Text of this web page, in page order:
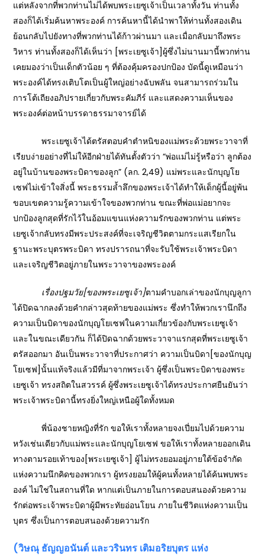
แต่หลังจากที่พวกท่านไม่ได้พบพระเยซูเจ้าเป็นเวลาทั้งวัน ท่านทั้ง
สองก็ได้เริ่มค้นหาพระองค์ การค้นหานี้ได้นำพาให้ท่านทั้งสองเดิน
ย้อนกลับไปยังทางที่พวกท่านได้ก้าวผ่านมา และเมื่อกลับมาถึงพระ
วิหาร ท่านทั้งสองก็ได้เห็นว่า [พระเยซูเจ้า]ผู้ซึ่งไม่นานมานี้พวกท่าน
เคยมองว่าเป็นเด็กตัวน้อย ๆ ที่ต้องคุ้มครองปกป้อง บัดนี้ดูเหมือนว่า
พระองค์ได้ทรงเติบโตเป็นผู้ใหญ่อย่างฉับพลัน จนสามารถร่วมใน
การโต้เถียงอภิปรายเกี่ยวกับพระคัมภีร์ และแสดงความเห็นของ
พระองค์ต่อหน้าบรรดาธรรมาจารย์ได้
พระเยซูเจ้าได้ตรัสตอบคำตำหนิของแม่พระด้วยพระวาจาที่
เรียบง่ายอย่างที่ไม่ให้อีกฝ่ายได้ทันตั้งตัวว่า “พ่อแม่ไม่รู้หรือว่า ลูกต้อง
อยู่ในบ้านของพระบิดาของลูก” (ลก. 2,49) แม่พระและนักบุญโย
เซฟไม่เข้าใจสิ่งนี้ พระธรรมล้ำลึกของพระเจ้าได้ทำให้เด็กผู้นี้อยู่พ้น
ขอบเขตความรู้ความเข้าใจของพวกท่าน ขณะที่พ่อแม่อยากจะ
ปกป้องลูกสุดที่รักไว้ในอ้อมแขนแห่งความรักของพวกท่าน แต่พระ
เยซูเจ้ากลับทรงมีพระประสงค์ที่จะเจริญชีวิตตามกระแสเรียกใน
ฐานะพระบุตรพระบิดา ทรงปรารถนาที่จะรับใช้พระเจ้าพระบิดา
และเจริญชีวิตอยู่ภายในพระวาจาของพระองค์
เรื่องปฐมวัย[ของพระเยซูเจ้า]ตามคำบอกเล่าของนักบุญลูกา
ได้ปิดฉากลงด้วยคำกล่าวสุดท้ายของแม่พระ ซึ่งทำให้พวกเรานึกถึง
ความเป็นบิดาของนักบุญโยเซฟในความเกี่ยวข้องกับพระเยซูเจ้า
และในขณะเดียวกัน ก็ได้ปิดฉากด้วยพระวาจาแรกสุดที่พระเยซูเจ้า
ตรัสออกมา อันเป็นพระวาจาที่ประกาศว่า ความเป็นบิดา[ของนักบุญ
โยเซฟ]นั้นแท้จริงแล้วมีที่มาจากพระเจ้า ผู้ซึ่งเป็นพระบิดาของพระ
เยซูเจ้า ทรงสถิตในสวรรค์ ผู้ซึ่งพระเยซูเจ้าได้ทรงประกาศยืนยันว่า
พระเจ้าพระบิดานี้ทรงยิ่งใหญ่เหนือผู้ใดทั้งหมด
พี่น้องชายหญิงที่รัก ขอให้เราทั้งหลายจงเปี่ยมไปด้วยความ
หวังเช่นเดียวกับแม่พระและนักบุญโยเซฟ ขอให้เราทั้งหลายออกเดิน
ทางตามรอยเท้าของ[พระเยซูเจ้า] ผู้ไม่ทรงยอมอยู่ภายใต้ข้อจำกัด
แห่งความนึกคิดของพวกเรา ผู้ทรงยอมให้ผู้คนทั้งหลายได้ค้นพบพระ
องค์ ไม่ใช่ในสถานที่ใด หากแต่เป็นภายในการตอบสนองด้วยความ
รักต่อพระเจ้าพระบิดาผู้มีพระทัยอ่อนโยน ภายในชีวิตแห่งความเป็น
บุตร ซึ่งเป็นการตอบสนองด้วยความรัก
(วิษณุ ธัญญอนันต์ และวรินทร เติมอริยบุตร แห่ง